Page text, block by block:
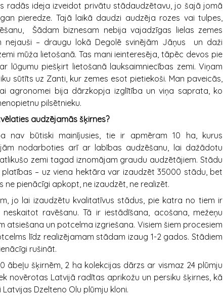
radās ideja izveidot privātu stādaudzētavu, jo šajā jomā
pieredze. Tajā laikā daudzi audzēja rozes vai tulpes,
Šādam biznesam nebija vajadzīgas lielas zemes
nejauši – draugu lokā Degolē svinējām Jāņus un daži
mūža lietošanā. Tas mani ieinteresēja, tāpēc devos pie
lūgumu piešķirt lietošanā lauksaimniecības zemi. Viņam
sūtīts uz Zanti, kur zemes esot pietiekoši. Man paveicās,
agronomei bija dārzkopja izglītība un viņa saprata, ko
pilsētnieku.
audzējamās šķirnes?
nav būtiski mainījusies, tie ir apmēram 10 ha, kurus
nodarboties arī ar labības audzēšanu, lai dažādotu
zemi tagad iznomājam graudu audzētājiem. Stādu
– uz viena hektāra var izaudzēt 35000 stādu, bet
ne pienācīgi apkopt, ne izaudzēt, ne realizēt.
jo lai izaudzētu kvalitatīvus stādus, pie katra no tiem ir
ravēšanu. Tā ir iestādīšana, acošana, mežeņu
atsiešana un potcelma izgriešana. Visiem šiem procesiem
līdz realizējamam stādam izaug 1-2 gados. Stādiem
rušināt.
ābeļu šķirnēm, 2 ha kolekcijas dārzs ar vismaz 24 plūmju
novērotas Latvijā radītas aprikožu un persiku šķirnes, kā
Dzelteno Olu plūmju kloni.